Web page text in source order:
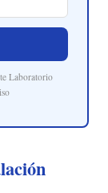
Laboratorio